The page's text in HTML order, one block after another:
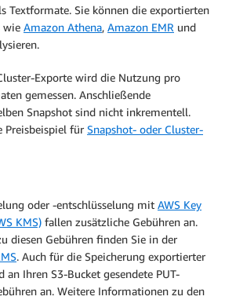
Textformate. Sie können die exportierten
wie Amazon Athena, Amazon EMR und
Exporte wird die Nutzung pro
gemessen. Anschließende
Snapshot sind nicht inkrementell.
Preisbeispiel für Snapshot- oder Cluster-
oder -entschlüsselung mit AWS Key
KMS) fallen zusätzliche Gebühren an.
diesen Gebühren finden Sie in der
. Auch für die Speicherung exportierter
an Ihren S3-Bucket gesendete PUT-
an. Weitere Informationen zu den